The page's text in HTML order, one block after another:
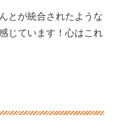
とが統合されたような
じています！心はこれ